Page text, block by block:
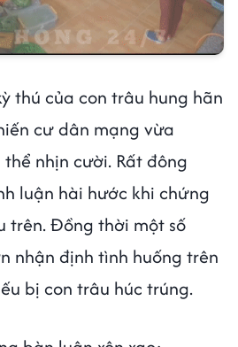
thú của con trâu hung hãn
cư dân mạng vừa
nhịn cười. Rất đông
luận hài hước khi chứng
trên. Đồng thời một số
nhận định tình huống trên
bị con trâu húc trúng.